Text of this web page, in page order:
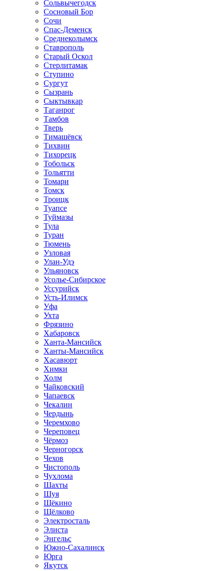
Сольвычегодск
Сосновый Бор
Сочи
Спас-Деменск
Среднеколымск
Ставрополь
Старый Оскол
Стерлитамак
Ступино
Сургут
Сызрань
Сыктывкар
Таганрог
Тамбов
Тверь
Тимашёвск
Тихвин
Тихорецк
Тобольск
Тольятти
Томари
Томск
Троицк
Туапсе
Туймазы
Тула
Туран
Тюмень
Узловая
Улан-Удэ
Ульяновск
Усолье-Сибирское
Уссурийск
Усть-Илимск
Уфа
Ухта
Фрязино
Хабаровск
Ханта-Мансийск
Ханты-Мансийск
Хасавюрт
Химки
Холм
Чайковский
Чапаевск
Чекалин
Чердынь
Черемхово
Череповец
Чёрмоз
Черногорск
Чехов
Чистополь
Чухлома
Шахты
Шуя
Щёкино
Щёлково
Электросталь
Элиста
Энгельс
Южно-Сахалинск
Юрга
Якутск